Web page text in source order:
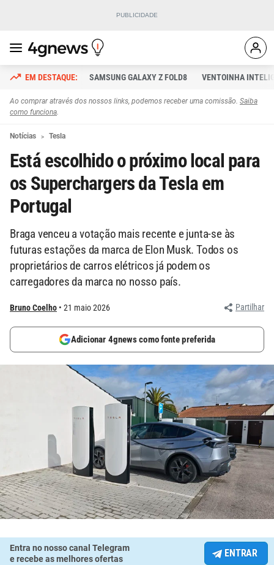
SAMSUNG GALAXY Z FOLD8 VENTOINHA
Ao comprar através dos nossos links, podemos receber uma comissão. Saiba
como funciona.
Notícias Tesla
Está escolhido o próximo local para
os Superchargers da Tesla em
Portugal
Braga venceu a votação mais recente e junta-se às
futuras estações da marca de Elon Musk. Todos os
proprietários de carros elétricos já podem os
carregadores da marca no nosso país.
Bruno Coelho 21 maio 2026 Partilhar
Adicionar 4gnews como fonte preferida
Entra no nosso canal Telegram
e recebe as melhores ofertas
ENTRAR